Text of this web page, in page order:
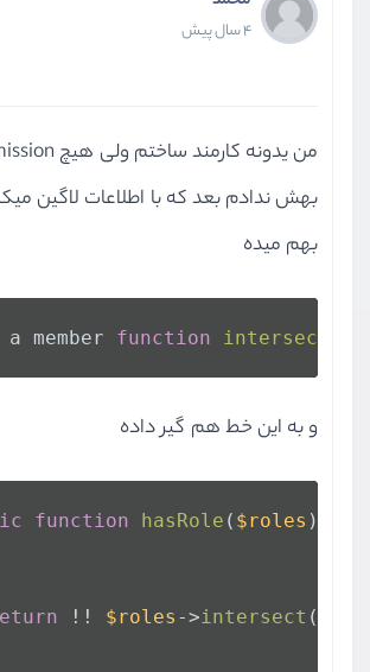
4 سال پیش
بهش ندادم بعد که با اطلاعات لاگین
بهم میده
member function intersect
و به این خط هم گیر داده
function hasRole ( $roles )
!! $roles ->intersect (